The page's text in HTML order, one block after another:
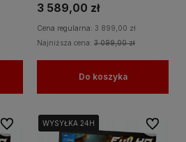
3 589,00 zł
Cena regularna: 3 899,00 zł
Najniższa cena: 3 099,00 zł
Do koszyka
Do ulubionychWYSYŁKA 24H
WYSYŁKA 24H
WYSYŁKA 24H Do